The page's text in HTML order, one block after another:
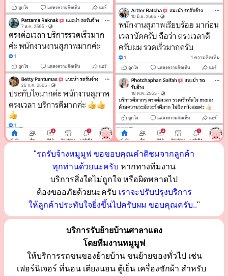
"รถรับจ้างหมูมูฟ ขอขอบคุณคำติชมจากลูกค้า
ทุกท่านด้วยนะครับ หากทางทีมงาน
บริการสิ่งใดไม่ถูกใจ หรือผิดพลาดไป
ต้องขออภัยด้วยนะครับ เราจะปรับปรุงบริการ
ให้ลูกค้าประทับใจยิ่งขึ้นไปครับผม ขอบคุณครับ.."
บริการรับย้ายบ้านศาลาแดง
โดยทีมงานหมูมูฟ
ให้บริการรถขนของย้ายบ้าน ขนย้ายของทั่วไป เช่น
เฟอร์นิเจอร์ ที่นอน เตียงนอน ตู้เย็น เครื่องซักผ้า สำหรับ